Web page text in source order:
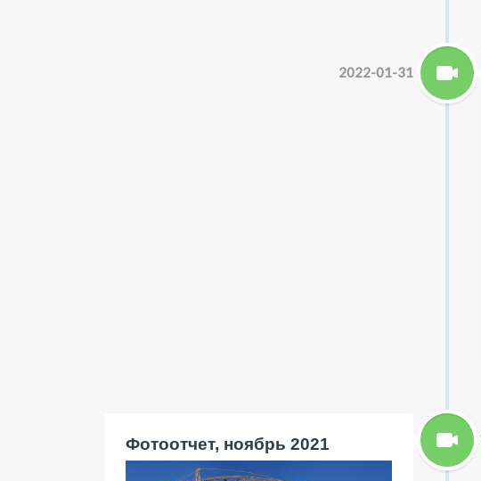
2022-01-31
Фотоотчет, ноябрь 2021